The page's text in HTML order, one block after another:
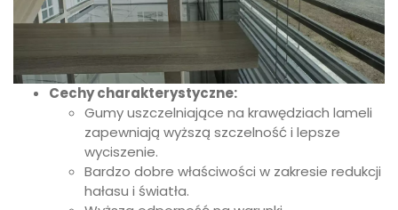
Cechy charakterystyczne:
Gumy uszczelniające na krawędziach lameli
zapewniają wyższą szczelność i lepsze
wyciszenie.
Bardzo dobre właściwości w zakresie redukcji
hałasu i światła.